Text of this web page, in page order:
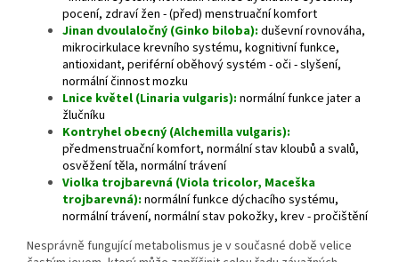
pocení, zdraví žen - (před) menstruační komfort
Jinan dvoulaločný (Ginko biloba): duševní rovnováha,
mikrocirkulace krevního systému, kognitivní funkce,
antioxidant, periférní oběhový systém - oči - slyšení,
normální činnost mozku
Lnice květel (Linaria vulgaris): normální funkce jater a
žlučníku
Kontryhel obecný (Alchemilla vulgaris):
předmenstruační komfort, normální stav kloubů a svalů,
osvěžení těla, normální trávení
Violka trojbarevná (Viola tricolor, Maceška
trojbarevná): normální funkce dýchacího systému,
normální trávení, normální stav pokožky, krev - pročištění
Nesprávně fungující metabolismus je v současné době velice